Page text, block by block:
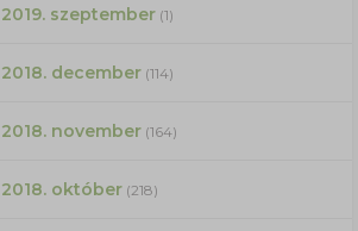
2019. szeptember(1)
2018. december(114)
2018. november(164)
2018. október(218)